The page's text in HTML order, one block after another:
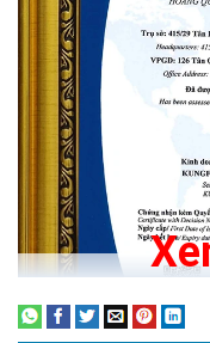
Hiệu suất
Với mức ≥56000
giảm số lượng đèn so
tuyến đường dài, việc
Nếu bạn đang so sánh